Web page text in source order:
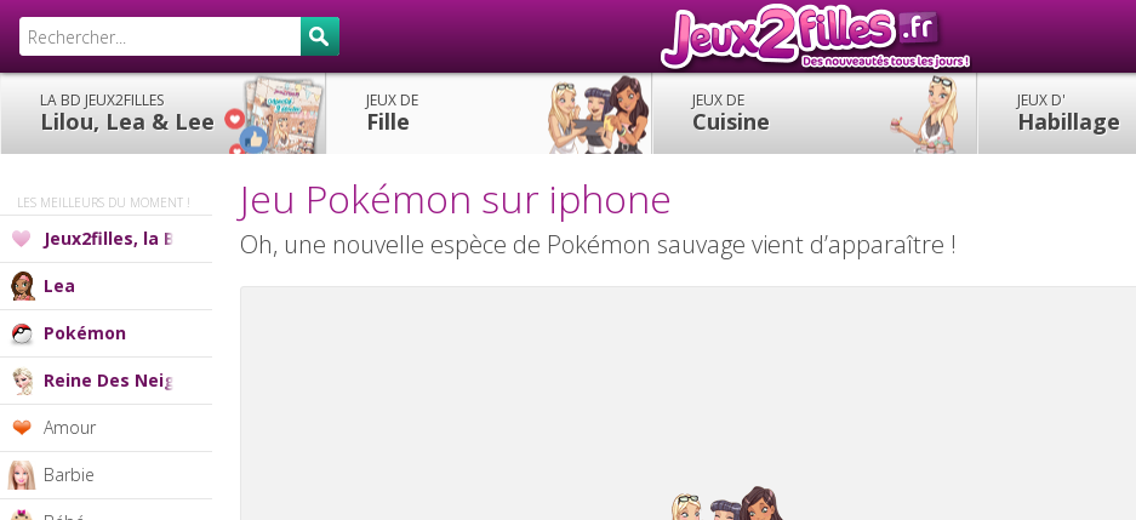
LA BD JEUX2FILLES
Lilou, Lea & Lee
JEUX DE
Fille
JEUX DE
Cuisine
JEUX D'
Habillage
LES MEILLEURS DU MOMENT !
Jeux2filles, la BD
Lea
Pokémon
Reine Des Neiges
Amour
Barbie
Jeu Pokémon sur iphone
Oh, une nouvelle espèce de Pokémon sauvage vient d’apparaître !